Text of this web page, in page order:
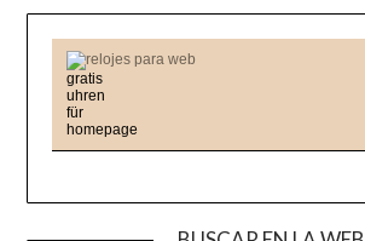
relojes para web